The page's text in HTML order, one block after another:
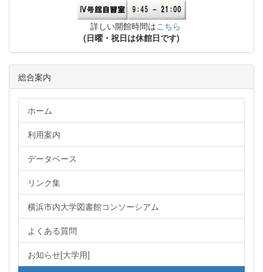
詳しい開館時間はこちら
(日曜・祝日は休館日です)
総合案内
ホーム
利用案内
データベース
リンク集
横浜市内大学図書館コンソーシアム
よくある質問
お知らせ[大学用]